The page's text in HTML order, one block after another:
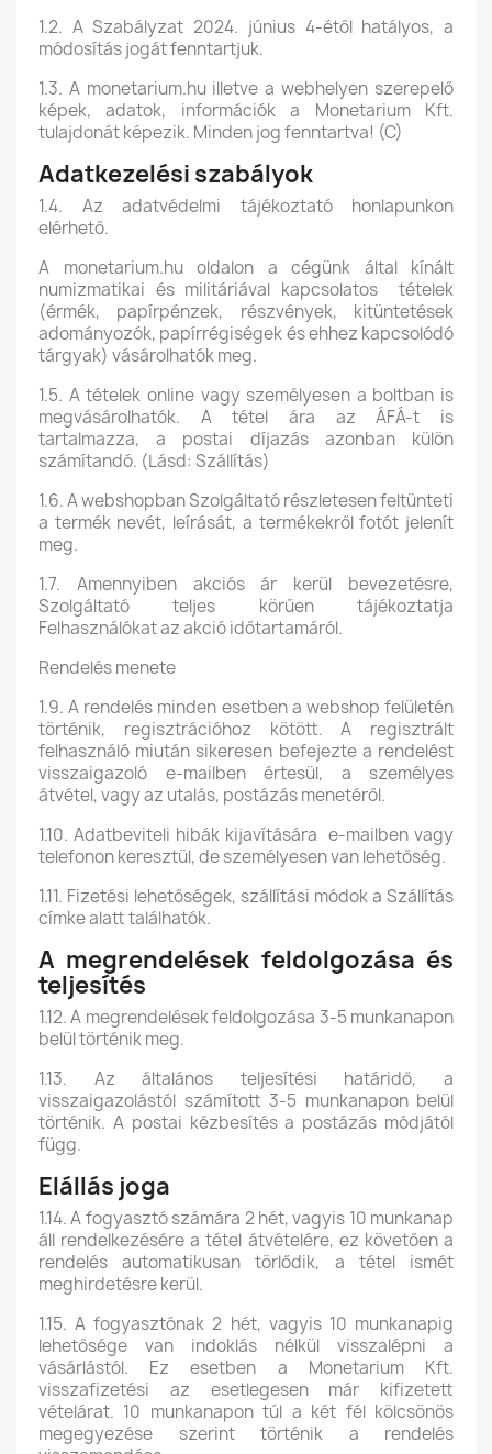
1.2. A Szabályzat 2024. június 4-étől hatályos, a
módosítás jogát fenntartjuk.
1.3. A monetarium.hu illetve a webhelyen szerepelő
képek, adatok, információk a Monetarium Kft.
tulajdonát képezik. Minden jog fenntartva! (C)
Adatkezelési szabályok
1.4. Az adatvédelmi tájékoztató honlapunkon
elérhető.
A monetarium.hu oldalon a cégünk által kínált
numizmatikai és militáriával kapcsolatos tételek
(érmék, papírpénzek, részvények, kitüntetések
adományozók, papírrégiségek és ehhez kapcsolódó
tárgyak) vásárolhatók meg.
1.5. A tételek online vagy személyesen a boltban is
megvásárolhatók. A tétel ára az ÁFÁ-t is
tartalmazza, a postai díjazás azonban külön
számítandó. (Lásd: Szállítás)
1.6. A webshopban Szolgáltató részletesen feltünteti
a termék nevét, leírását, a termékekről fotót jelenít
meg.
1.7. Amennyiben akciós ár kerül bevezetésre,
Szolgáltató teljes körűen tájékoztatja
Felhasználókat az akció időtartamáról.
Rendelés menete
1.9. A rendelés minden esetben a webshop felületén
történik, regisztrációhoz kötött. A regisztrált
felhasználó miután sikeresen befejezte a rendelést
visszaigazoló e-mailben értesül, a személyes
átvétel, vagy az utalás, postázás menetéről.
1.10. Adatbeviteli hibák kijavítására e-mailben vagy
telefonon keresztül, de személyesen van lehetőség.
1.11. Fizetési lehetőségek, szállítási módok a Szállítás
címke alatt találhatók.
A megrendelések feldolgozása és
teljesítés
1.12. A megrendelések feldolgozása 3-5 munkanapon
belül történik meg.
1.13. Az általános teljesítési határidő, a
visszaigazolástól számított 3-5 munkanapon belül
történik. A postai kézbesítés a postázás módjától
függ.
Elállás joga
1.14. A fogyasztó számára 2 hét, vagyis 10 munkanap
áll rendelkezésére a tétel átvételére, ez követően a
rendelés automatikusan törlődik, a tétel ismét
meghirdetésre kerül.
1.15. A fogyasztónak 2 hét, vagyis 10 munkanapig
lehetősége van indoklás nélkül visszalépni a
vásárlástól. Ez esetben a Monetarium Kft.
visszafizetési az esetlegesen már kifizetett
vételárat. 10 munkanapon túl a két fél kölcsönös
megegyezése szerint történik a rendelés